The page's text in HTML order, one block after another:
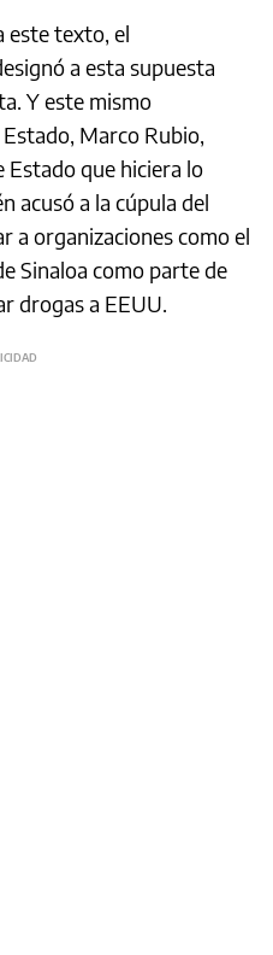
este texto, el
a esta supuesta
Y este mismo
Marco Rubio,
que hiciera lo
acusó a la cúpula del
a organizaciones como el
Sinaloa como parte de
drogas a EEUU.